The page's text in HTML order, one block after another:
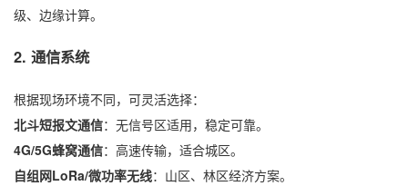
级、边缘计算。
2. 通信系统
根据现场环境不同，可灵活选择：
北斗短报文通信：无信号区适用，稳定可靠。
4G/5G蜂窝通信：高速传输，适合城区。
自组网LoRa/微功率无线：山区、林区经济方案。